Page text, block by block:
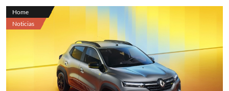
Home
Noticias